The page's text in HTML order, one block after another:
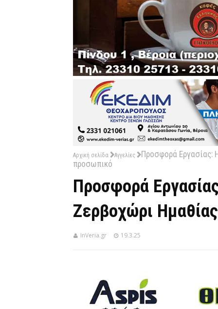
Αρχική σελίδα Αγγελίες
Προσφορά Εργασίας:
προσωπικό
Προσφορά
Ζερβοχώρι
InVeria.gr 19.3.25